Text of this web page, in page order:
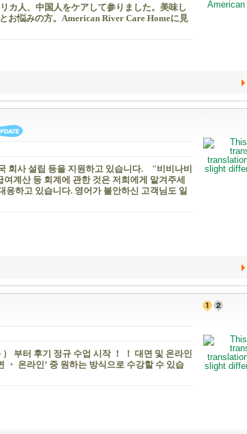
カ人、中国人をケアして参りました。美味し
お悩みの方。American River Care Homeに見
회사 설립 등을 지원하고 있습니다. "비비나비
계산 등 회계에 관한 것은 저희에게 맡겨주세
응하고 있습니다. 영어가 불안하신 고객님도 일
부터 후기 정규 수업 시작 ！ ！ 대면 및 온라인
온라인’ 중 원하는 방식으로 수강할 수 있습